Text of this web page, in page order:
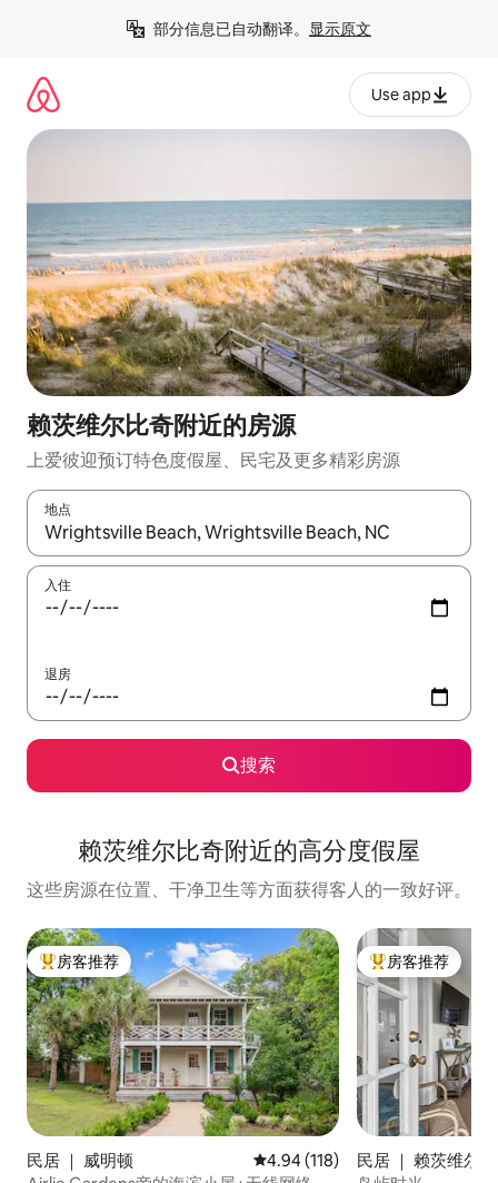
部分信息已自动翻译。 显示原文
Use app
赖茨维尔比奇附近的房源
上爱彼迎预订特色度假屋、民宅及更多精彩房源
地点
如有搜索结果，请使用上下方向键查看，或通过点击或滑动手势
入住
退房
搜索
赖茨维尔比奇附近的高分度假屋
这些房源在位置、干净卫生等方面获得客人的一致好评。
热门「房客推荐」
房客推荐
民居 ｜ 威明顿 平均评分 4.94 分（满分 5 分），
4.94 (118)
热门「房客推荐」
房客推荐
民居 ｜ 赖茨维尔